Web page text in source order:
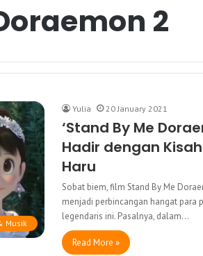
2
Musik
Yulia 20 January 2021
‘Stand By Me
Hadir dengan
Haru
Sobat biem, film Stand By Me
menjadi perbincangan hangat para
legendaris ini. Pasalnya, dalam…
Read More »